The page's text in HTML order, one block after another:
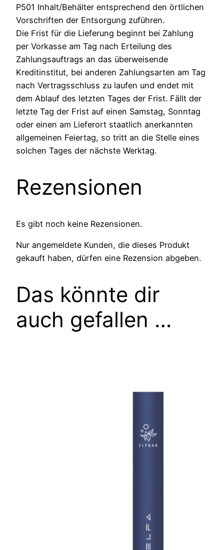
P501 Inhalt/Behälter entsprechend den örtlichen
Vorschriften der Entsorgung zuführen.
Die Frist für die Lieferung beginnt bei Zahlung
per Vorkasse am Tag nach Erteilung des
Zahlungsauftrags an das überweisende
Kreditinstitut, bei anderen Zahlungsarten am Tag
nach Vertragsschluss zu laufen und endet mit
dem Ablauf des letzten Tages der Frist. Fällt der
letzte Tag der Frist auf einen Samstag, Sonntag
oder einen am Lieferort staatlich anerkannten
allgemeinen Feiertag, so tritt an die Stelle eines
solchen Tages der nächste Werktag.
Rezensionen
Es gibt noch keine Rezensionen.
Nur angemeldete Kunden, die dieses Produkt
gekauft haben, dürfen eine Rezension abgeben.
Das könnte dir
auch gefallen …